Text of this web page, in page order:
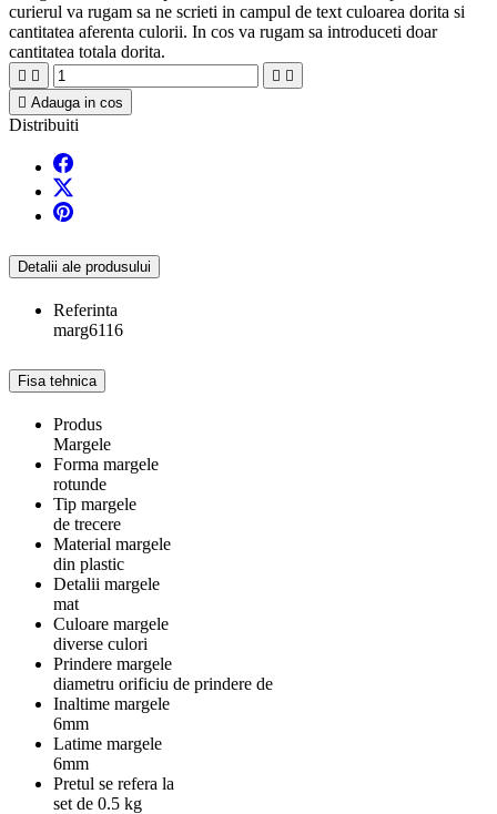
curierul va rugam sa ne scrieti in campul de text culoarea dorita si
cantitatea aferenta culorii. In cos va rugam sa introduceti doar
cantitatea totala dorita.
   
 Adauga in cos
Distribuiti
Detalii ale produsului
Referinta
marg6116
Fisa tehnica
Produs
Margele
Forma margele
rotunde
Tip margele
de trecere
Material margele
din plastic
Detalii margele
mat
Culoare margele
diverse culori
Prindere margele
diametru orificiu de prindere de
Inaltime margele
6mm
Latime margele
6mm
Pretul se refera la
set de 0.5 kg